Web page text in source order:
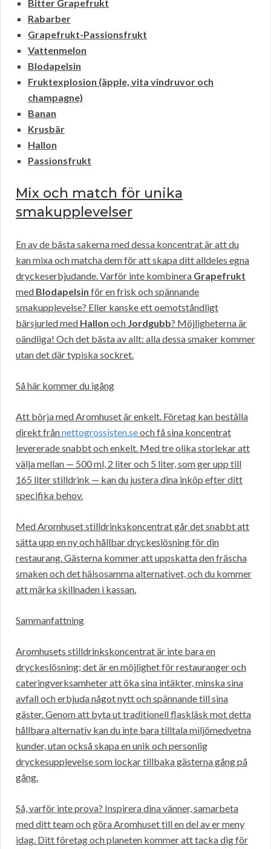
Bitter Grapefrukt
Rabarber
Grapefrukt-Passionsfrukt
Vattenmelon
Blodapelsin
Fruktexplosion (äpple, vita vindruvor och
champagne)
Banan
Krusbär
Hallon
Passionsfrukt
Mix och match för unika
smakupplevelser
En av de bästa sakerna med dessa koncentrat är att du
kan mixa och matcha dem för att skapa ditt alldeles egna
dryckeserbjudande. Varför inte kombinera Grapefrukt
med Blodapelsin för en frisk och spännande
smakupplevelse? Eller kanske ett oemotståndligt
bärsjurled med Hallon och Jordgubb? Möjligheterna är
oändliga! Och det bästa av allt: alla dessa smaker kommer
utan det där typiska sockret.
Så här kommer du igång
Att börja med Aromhuset är enkelt. Företag kan beställa
direkt frånnettogrossisten.seoch få sina koncentrat
levererade snabbt och enkelt. Med tre olika storlekar att
välja mellan — 500 ml, 2 liter och 5 liter, som ger upp till
165 liter stilldrink — kan du justera dina inköp efter ditt
specifika behov.
Med Aromhuset stilldrinkskoncentrat går det snabbt att
sätta upp en ny och hållbar dryckeslösning för din
restaurang. Gästerna kommer att uppskatta den fräscha
smaken och det hälsosamma alternativet, och du kommer
att märka skillnaden i kassan.
Sammanfattning
Aromhusets stilldrinkskoncentrat är inte bara en
dryckeslösning; det är en möjlighet för restauranger och
cateringverksamheter att öka sina intäkter, minska sina
avfall och erbjuda något nytt och spännande till sina
gäster. Genom att byta ut traditionell flaskläsk mot detta
hållbara alternativ kan du inte bara tilltala miljömedvetna
kunder, utan också skapa en unik och personlig
dryckesupplevelse som lockar tillbaka gästerna gång på
gång.
Så, varför inte prova? Inspirera dina vänner, samarbeta
med ditt team och göra Aromhuset till en del av er meny
idag. Ditt företag och planeten kommer att tacka dig för